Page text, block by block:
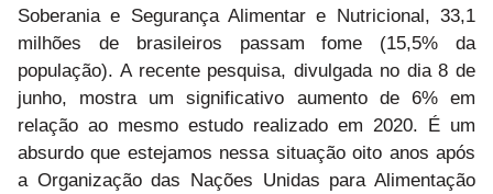
Soberania e Segurança Alimentar e Nutricional, 33,1
milhões de brasileiros passam fome (15,5% da
população). A recente pesquisa, divulgada no dia 8 de
junho, mostra um significativo aumento de 6% em
relação ao mesmo estudo realizado em 2020. É um
absurdo que estejamos nessa situação oito anos após
a Organização das Nações Unidas para Alimentação